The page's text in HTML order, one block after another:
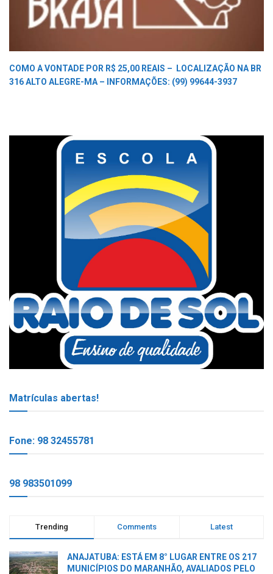
COMO A VONTADE POR R$ 25,00 REAIS –
LOCALIZAÇÃO NA BR
316 ALTO ALEGRE-MA –
INFORMAÇÕES: (99) 99644-3937
Matrículas abertas!
Fone: 98 32455781
98 983501099
Trending Comments Latest
ANAJATUBA: ESTÁ EM 8° LUGAR ENTRE OS 217
MUNICÍPIOS DO MARANHÃO, AVALIADOS PELO